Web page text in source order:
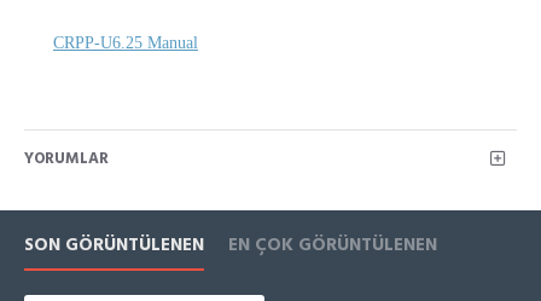
CRPP-U6.25 Manual
YORUMLAR
SON GÖRÜNTÜLENEN EN ÇOK GÖRÜNTÜLENEN